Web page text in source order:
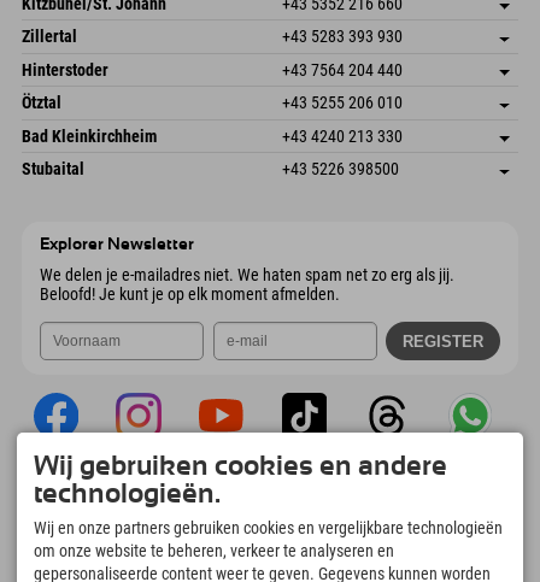
6793 Gaschurn/Montafon
Oostenrijk
Booking
Speckbacherstraße 87
Oostenrijk
Adres opslaan
Booking
Zillertal +43 5283 393 930
Schmiedau 2
Oostenrijk
Adres opslaan
Booking
Hinterstoder +43 7564 204 440
Freizeitpark 10
Oostenrijk
Adres opslaan
Booking
Ötztal +43 5255 206 010
Gscheat 14
Oostenrijk
Adres opslaan
Booking
Bad Kleinkirchheim +43 4240 213 330
Dorfstraße 24
Adres opslaan
Stubaital +43 5226 398500
Explorer Newsletter
We delen je e-mailadres niet. We haten spam net zo erg als jij.
Beloofd! Je kunt je op elk moment afmelden.
Explorer App
Upload je #ExplorerMoments, Mijn Explorer
To Go met een boekingsoverzicht, bucketlist,
restaurantoverzicht en nog veel meer.
Wij gebruiken cookies en andere
technologieën.
Wij en onze partners gebruiken cookies en vergelijkbare technologieën
om onze website te beheren, verkeer te analyseren en
gepersonaliseerde content weer te geven. Gegevens kunnen worden